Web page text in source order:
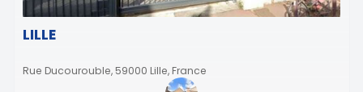
LILLE
Rue Ducourouble, 59000 Lille, France